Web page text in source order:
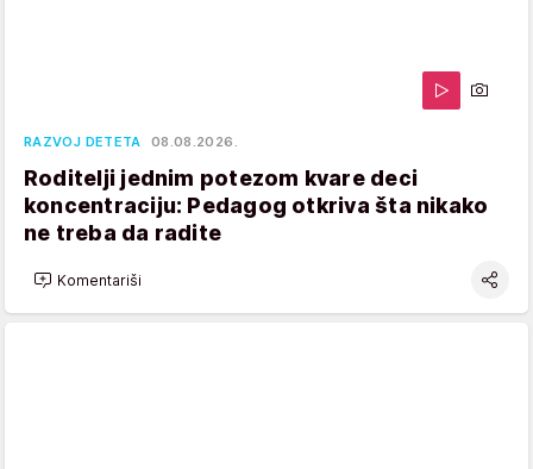
RAZVOJ DETETA 08.08.2026.
Roditelji jednim potezom kvare deci
koncentraciju: Pedagog otkriva šta nikako
ne treba da radite
Komentariši